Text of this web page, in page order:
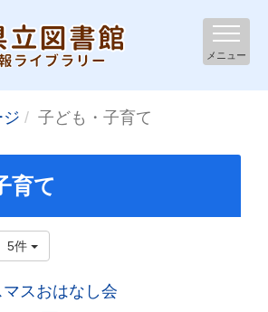
メニュー
子ども・子育て
育て
5件
マスおはなし会